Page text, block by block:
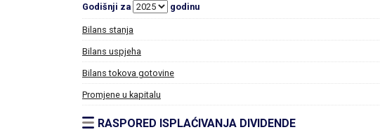
Godišnji za godinu
Bilans stanja
Bilans uspjeha
Bilans tokova gotovine
Promjene u kapitalu
RASPORED ISPLAĆIVANJA DIVIDENDE